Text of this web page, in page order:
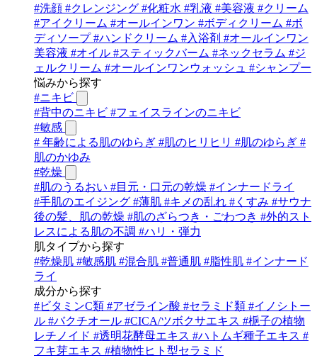
#洗顔 #クレンジング #化粧水 #乳液 #美容液 #クリーム
#アイクリーム #オールインワン #ボディクリーム #ボ
ディソープ#ハンドクリーム #入浴剤 #オールインワン
美容液 #オイル #スティックバーム #ネックセラム #ジ
ェルクリーム #オールインワンウォッシュ #シャンプー
悩みから探す
#ニキビ
#背中のニキビ #フェイスラインのニキビ
#敏感
# 年齢による肌のゆらぎ #肌のヒリヒリ #肌のゆらぎ #
肌のかゆみ
#乾燥
#肌のうるおい #目元・口元の乾燥 #インナードライ
#手肌のエイジング #薄肌 #キメの乱れ # くすみ #サウナ
後の髪、肌の乾燥 #肌のざらつき・ごわつき #外的スト
レスによる肌の不調 #ハリ・弾力
肌タイプから探す
#乾燥肌 #敏感肌 #混合肌 #普通肌 #脂性肌 #インナード
ライ
成分から探す
#ビタミンC類 #アゼライン酸 #セラミド類 #イノシトー
ル #バクチオール #CICA/ツボクサエキス #梔子の植物
レチノイド #透明花酵母エキス #ハトムギ種子エキス #
フキ芽エキス #植物性ヒト型セラミド